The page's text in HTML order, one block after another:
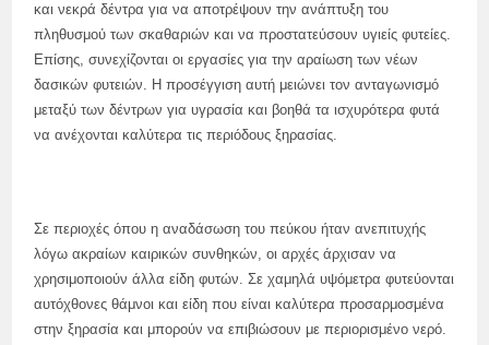
και νεκρά δέντρα για να αποτρέψουν την ανάπτυξη του
πληθυσμού των σκαθαριών και να προστατεύσουν υγιείς φυτείες.
Επίσης, συνεχίζονται οι εργασίες για την αραίωση των νέων
δασικών φυτειών. Η προσέγγιση αυτή μειώνει τον ανταγωνισμό
μεταξύ των δέντρων για υγρασία και βοηθά τα ισχυρότερα φυτά
να ανέχονται καλύτερα τις περιόδους ξηρασίας.
Σε περιοχές όπου η αναδάσωση του πεύκου ήταν ανεπιτυχής
λόγω ακραίων καιρικών συνθηκών, οι αρχές άρχισαν να
χρησιμοποιούν άλλα είδη φυτών. Σε χαμηλά υψόμετρα φυτεύονται
αυτόχθονες θάμνοι και είδη που είναι καλύτερα προσαρμοσμένα
στην ξηρασία και μπορούν να επιβιώσουν με περιορισμένο νερό.